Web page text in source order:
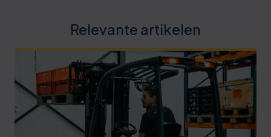
Relevante artikelen